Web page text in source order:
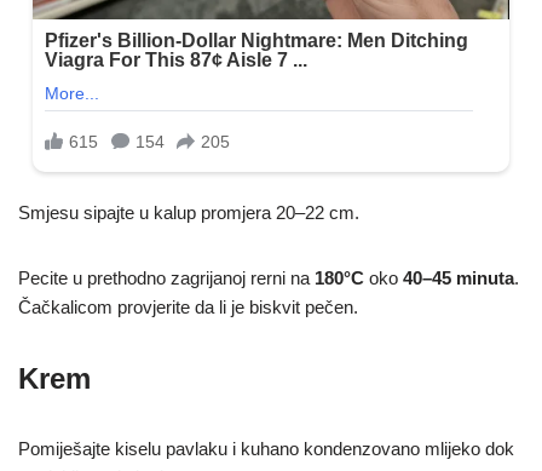
Smjesu sipajte u kalup promjera 20–22 cm.
Pecite u prethodno zagrijanoj rerni na 180°C oko 40–45 minuta.
Čačkalicom provjerite da li je biskvit pečen.
Krem
Pomiješajte kiselu pavlaku i kuhano kondenzovano mlijeko dok